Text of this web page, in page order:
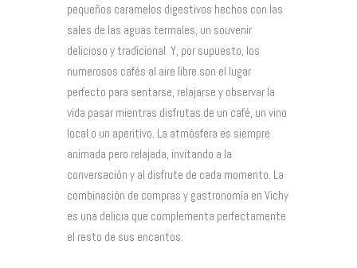
pequeños caramelos digestivos hechos con las
sales de las aguas termales, un souvenir
delicioso y tradicional. Y, por supuesto, los
numerosos cafés al aire libre son el lugar
perfecto para sentarse, relajarse y observar la
vida pasar mientras disfrutas de un café, un vino
local o un aperitivo. La atmósfera es siempre
animada pero relajada, invitando a la
conversación y al disfrute de cada momento. La
combinación de compras y gastronomía en Vichy
es una delicia que complementa perfectamente
el resto de sus encantos.